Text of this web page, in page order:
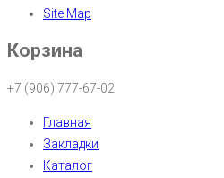
Site Map
Корзина
+7 (906) 777-67-02
Главная
Закладки
Каталог